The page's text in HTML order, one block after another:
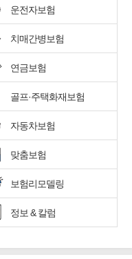
운전자보험
치매간병보험
연금보험
골프·주택화재보험
자동차보험
맞춤보험
보험리모델링
정보 & 칼럼